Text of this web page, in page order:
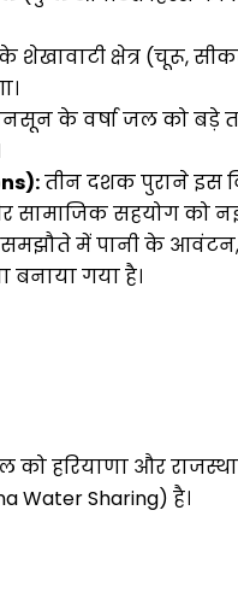
शेखावाटी क्षेत्र (चूरू,
के वर्षा जल को बड़े
तीन दशक पुराने इस
सहयोग को
में पानी के
बनाया गया है।
को हरियाणा और
Sharing) है।